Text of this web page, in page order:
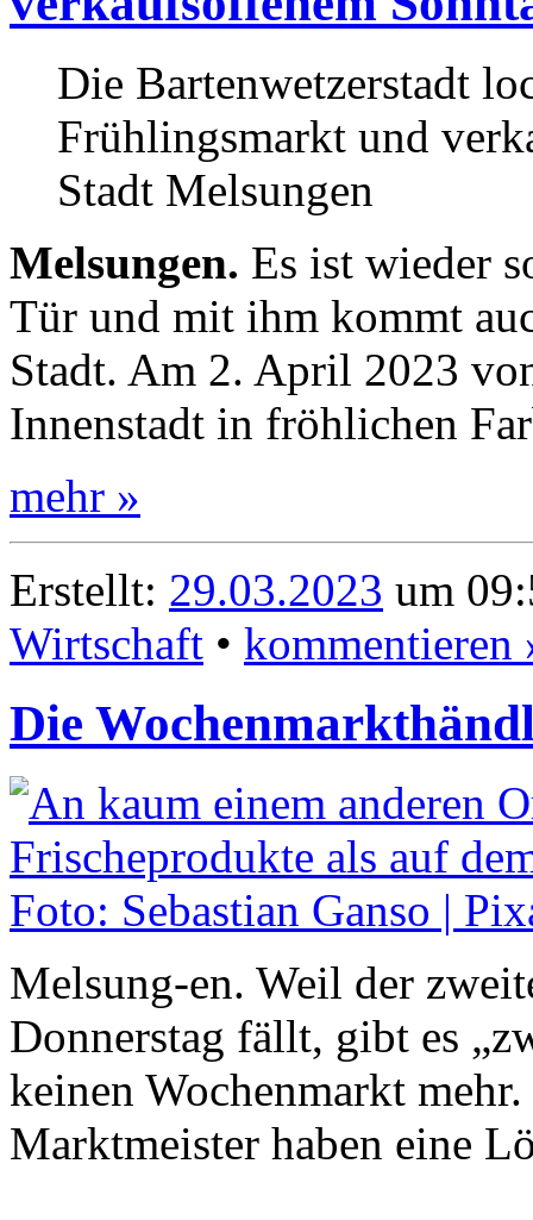
Die Bartenwetzerstadt
Frühlingsmarkt und
Stadt Melsungen
Melsungen. Es ist wieder
Tür und mit ihm kommt
Stadt. Am 2. April 2023
Innenstadt in fröhlichen
mehr »
Erstellt: 29.03.2023 um
Wirtschaft • kommentieren
Die
Melsung-en. Weil der
Donnerstag fällt, gibt es
keinen Wochenmarkt
Marktmeister haben eine